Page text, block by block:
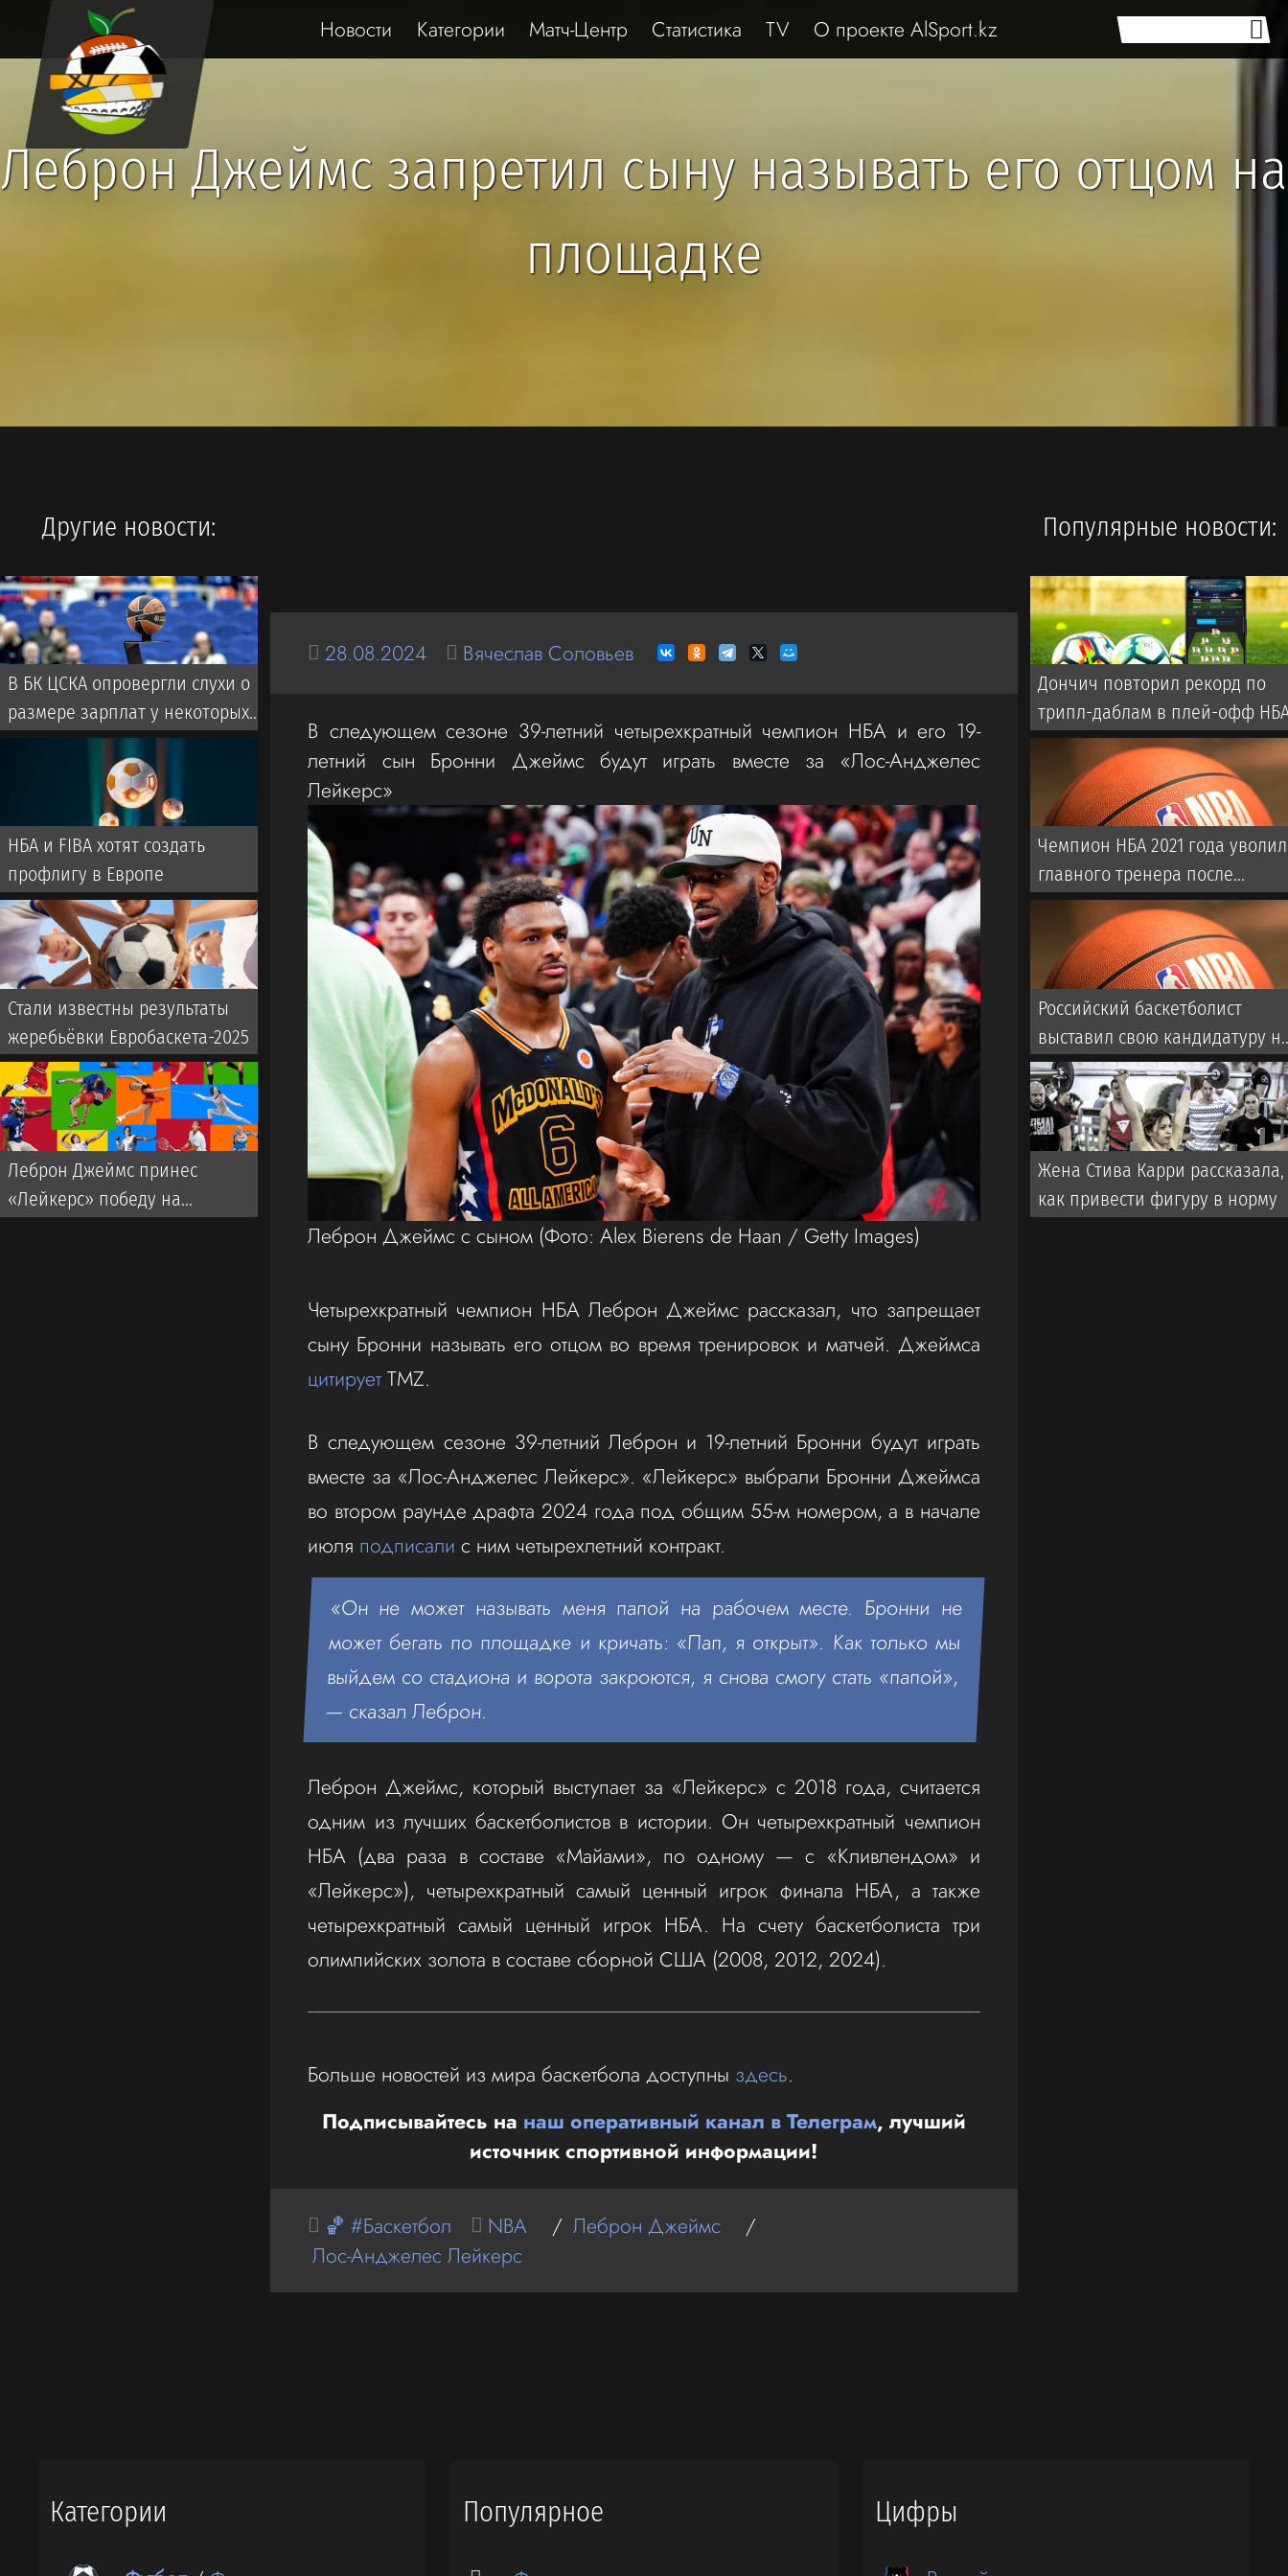
Новости Категории Матч-Центр Статистика TV О проекте AlSport.kz
Леброн Джеймс запретил сыну называть его отцом на
площадке
28.08.2024 Вячеслав Соловьев
В следующем сезоне 39-летний четырехкратный чемпион НБА и его 19-
летний сын Бронни Джеймс будут играть вместе за «Лос-Анджелес
Лейкерс»
Леброн Джеймс с сыном (Фото: Alex Bierens de Haan / Getty Images)
Четырехкратный чемпион НБА Леброн Джеймс рассказал, что запрещает
сыну Бронни называть его отцом во время тренировок и матчей. Джеймса
цитируетTMZ.
В следующем сезоне 39-летний Леброн и 19-летний Бронни будут играть
вместе за «Лос-Анджелес Лейкерс». «Лейкерс» выбрали Бронни Джеймса
во втором раунде драфта 2024 года под общим 55-м номером, а в начале
июля подписали с ним четырехлетний контракт.
«Он не может называть меня папой на рабочем месте. Бронни не
может бегать по площадке и кричать: «Пап, я открыт». Как только мы
выйдем со стадиона и ворота закроются, я снова смогу стать «папой»,
— сказал Леброн.
Леброн Джеймс, который выступает за «Лейкерс» с 2018 года, считается
одним из лучших баскетболистов в истории. Он четырехкратный чемпион
НБА (два раза в составе «Майами», по одному — с «Кливлендом» и
«Лейкерс»), четырехкратный самый ценный игрок финала НБА, а также
четырехкратный самый ценный игрок НБА. На счету баскетболиста три
олимпийских золота в составе сборной США (2008, 2012, 2024).
Больше новостей из мира баскетбола доступны здесь.
Подписывайтесь на наш оперативный канал в Телеграм, лучший
источник спортивной информации!
🏀 #Баскетбол NBA / Леброн Джеймс
/
Лос-Анджелес Лейкерс
Другие новости:
В БК ЦСКА опровергли слухи о
размере зарплат у некоторых
НБА и FIBA хотят создать
профлигу в Европе
Стали известны результаты
жеребьёвки Евробаскета-2025
Леброн Джеймс принес
«Лейкерс» победу на
Популярные новости:
Дончич повторил рекорд по
трипл-даблам в плей-офф
Чемпион НБА 2021 года уволил
главного тренера после
провала в плей-офф
Российский баскетболист
выставил свою кандидатуру
драфт НБА
Жена Стива Карри рассказала,
как привести фигуру в норму
Категории Популярное Цифры